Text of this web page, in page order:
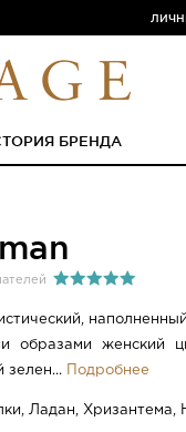
БРЕНДА
образами женский
Подробнее
Ладан, Хризантема,